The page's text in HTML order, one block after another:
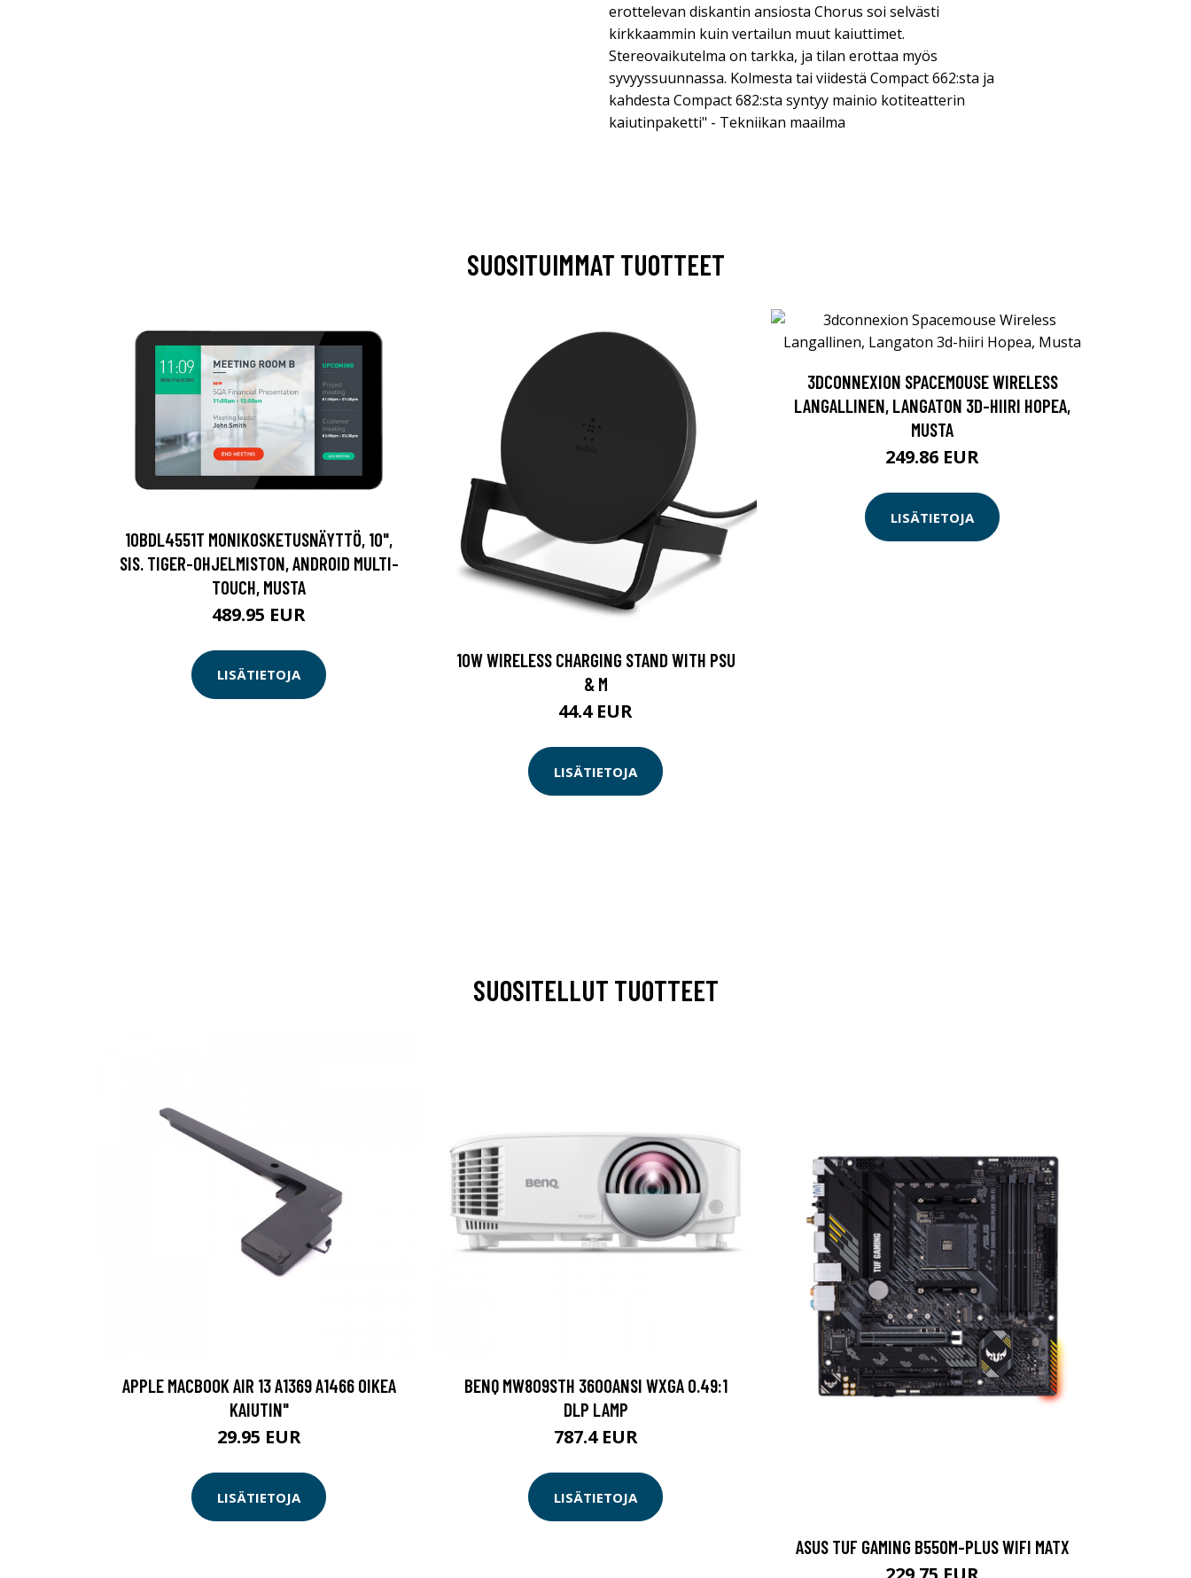
erottelevan diskantin ansiosta Chorus soi selvästi
kirkkaammin kuin vertailun muut kaiuttimet.
Stereovaikutelma on tarkka, ja tilan erottaa myös
syvyyssuunnassa. Kolmesta tai viidestä Compact 662:sta ja
kahdesta Compact 682:sta syntyy mainio kotiteatterin
kaiutinpaketti" - Tekniikan maailma
SUOSITUIMMAT TUOTTEET
10BDL4551T MONIKOSKETUSNÄYTTÖ, 10",
SIS. TIGER-OHJELMISTON, ANDROID MULTI-
TOUCH, MUSTA
489.95 EUR
LISÄTIETOJA
10W WIRELESS CHARGING STAND WITH PSU
& M
44.4 EUR
LISÄTIETOJA
3DCONNEXION SPACEMOUSE WIRELESS
LANGALLINEN, LANGATON 3D-HIIRI HOPEA,
MUSTA
249.86 EUR
LISÄTIETOJA
SUOSITELLUT TUOTTEET
APPLE MACBOOK AIR 13 A1369 A1466 OIKEA
KAIUTIN"
29.95 EUR
LISÄTIETOJA
BENQ MW809STH 3600ANSI WXGA 0.49:1
DLP LAMP
787.4 EUR
LISÄTIETOJA
ASUS TUF GAMING B550M-PLUS WIFI MATX